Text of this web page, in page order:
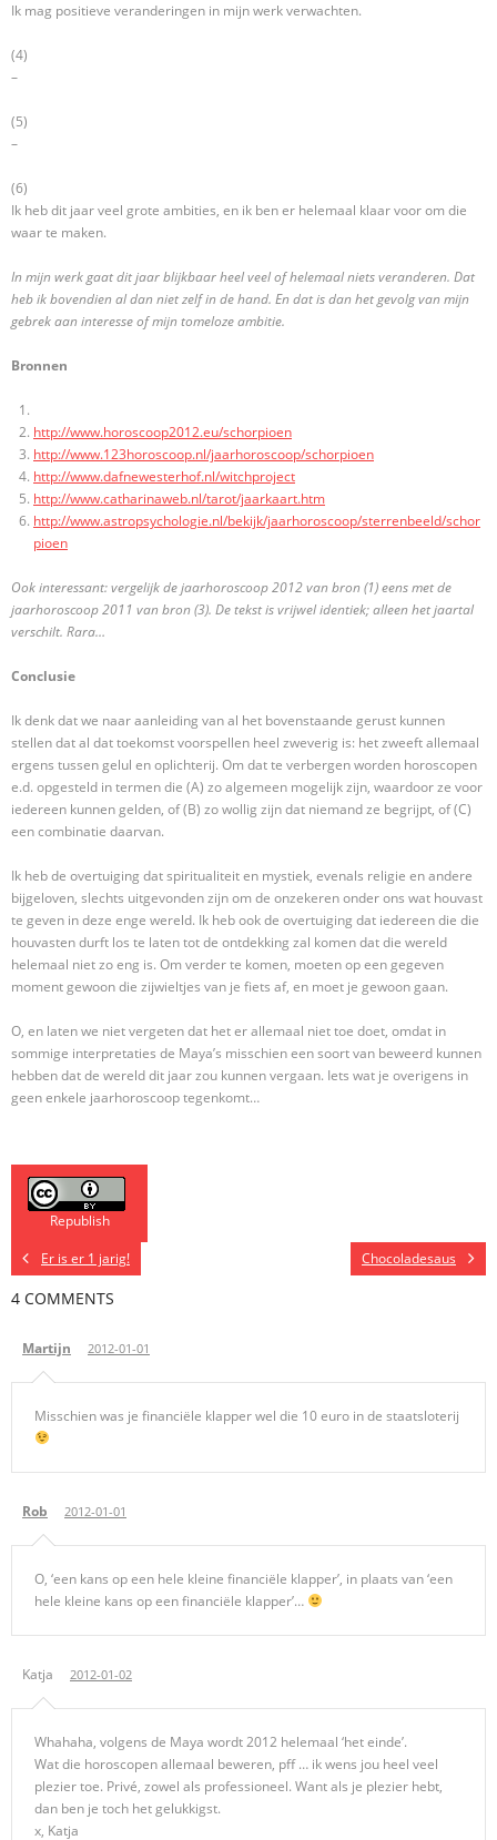
Ik mag positieve veranderingen in mijn werk verwachten.
(4)
–
(5)
–
(6)
Ik heb dit jaar veel grote ambities, en ik ben er helemaal klaar voor om die
waar te maken.
In mijn werk gaat dit jaar blijkbaar heel veel of helemaal niets veranderen. Dat
heb ik bovendien al dan niet zelf in de hand. En dat is dan het gevolg van mijn
gebrek aan interesse of mijn tomeloze ambitie.
Bronnen
http://www.horoscoop2012.eu/schorpioen
http://www.123horoscoop.nl/jaarhoroscoop/schorpioen
http://www.dafnewesterhof.nl/witchproject
http://www.catharinaweb.nl/tarot/jaarkaart.htm
http://www.astropsychologie.nl/bekijk/jaarhoroscoop/sterrenbeeld/schor
pioen
Ook interessant: vergelijk de jaarhoroscoop 2012 van bron (1) eens met de
jaarhoroscoop 2011 van bron (3). De tekst is vrijwel identiek; alleen het jaartal
verschilt. Rara…
Conclusie
Ik denk dat we naar aanleiding van al het bovenstaande gerust kunnen
stellen dat al dat toekomst voorspellen heel zweverig is: het zweeft allemaal
ergens tussen gelul en oplichterij. Om dat te verbergen worden horoscopen
e.d. opgesteld in termen die (A) zo algemeen mogelijk zijn, waardoor ze voor
iedereen kunnen gelden, of (B) zo wollig zijn dat niemand ze begrijpt, of (C)
een combinatie daarvan.
Ik heb de overtuiging dat spiritualiteit en mystiek, evenals religie en andere
bijgeloven, slechts uitgevonden zijn om de onzekeren onder ons wat houvast
te geven in deze enge wereld. Ik heb ook de overtuiging dat iedereen die die
houvasten durft los te laten tot de ontdekking zal komen dat die wereld
helemaal niet zo eng is. Om verder te komen, moeten op een gegeven
moment gewoon die zijwieltjes van je fiets af, en moet je gewoon gaan.
O, en laten we niet vergeten dat het er allemaal niet toe doet, omdat in
sommige interpretaties de Maya’s misschien een soort van beweerd kunnen
hebben dat de wereld dit jaar zou kunnen vergaan. Iets wat je overigens in
geen enkele jaarhoroscoop tegenkomt…
Republish
Er is er 1 jarig!
Chocoladesaus
4 COMMENTS
Martijn 2012-01-01
Misschien was je financiële klapper wel die 10 euro in de staatsloterij
Rob 2012-01-01
O, ‘een kans op een hele kleine financiële klapper’, in plaats van ‘een
hele kleine kans op een financiële klapper’…
Katja 2012-01-02
Whahaha, volgens de Maya wordt 2012 helemaal ‘het einde’.
Wat die horoscopen allemaal beweren, pff … ik wens jou heel veel
plezier toe. Privé, zowel als professioneel. Want als je plezier hebt,
dan ben je toch het gelukkigst.
x, Katja